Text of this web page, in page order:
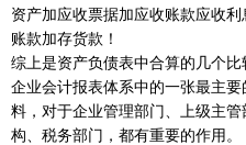
资产加应收票据加应收账款应收
账款加存货款！
综上是资产负债表中合算的几个
企业会计报表体系中的一张最主
料，对于企业管理部门、上级主
构、税务部门，都有重要的作用。